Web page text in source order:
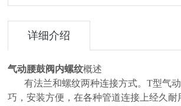
详细介绍
气动腰鼓阀内螺纹概述
有法兰和螺纹两种连接方式。T型气
巧，安装方便，在各种管道连接上经久耐